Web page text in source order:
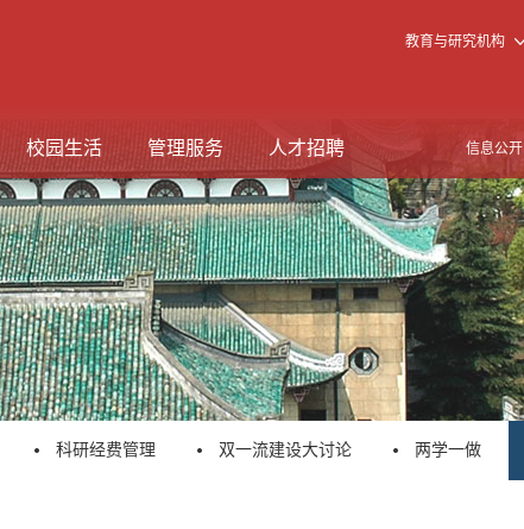
教育与研究机构
校园生活 管理服务 人才招聘 信息公开
科研经费管理 双一流建设大讨论 两学一做